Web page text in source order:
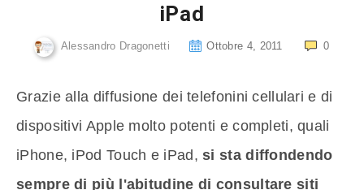
iPad
Alessandro Dragonetti Ottobre 4, 2011 0
Grazie alla diffusione dei telefonini cellulari e di
dispositivi Apple molto potenti e completi, quali
iPhone, iPod Touch e iPad,si sta diffondendo
sempre di più l'abitudine di consultare siti